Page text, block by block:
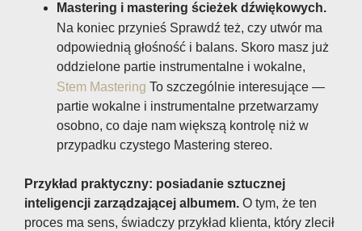
Mastering i mastering ścieżek dźwiękowych.
Na koniec przynieś Sprawdź też, czy utwór ma
odpowiednią głośność i balans. Skoro masz już
oddzielone partie instrumentalne i wokalne,
Stem Mastering To szczególnie interesujące —
partie wokalne i instrumentalne przetwarzamy
osobno, co daje nam większą kontrolę niż w
przypadku czystego Mastering stereo.
Przykład praktyczny: posiadanie sztucznej
inteligencji zarządzającej albumem. O tym, że ten
proces ma sens, świadczy przykład klienta, który zlecił